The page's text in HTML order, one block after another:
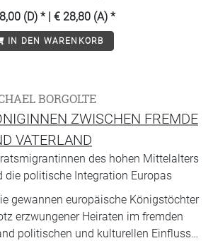
maßgeblich bestimmen
(D) * | € 28,80 (A) *
IN DEN WARENKORB
BORGOLTE
ZWISCHEN FREMDE
VATERLAND
des hohen Mittelalters
die politische Integration Europas
gewannen europäische Königstöchter
erzwungener Heiraten im fremden
politischen und kulturellen Einfluss